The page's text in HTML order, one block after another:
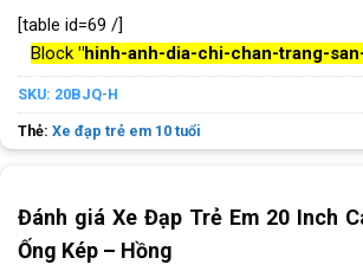
[table id=69 /]
Block "hinh-anh-dia-chi-chan-trang-
SKU: 20BJQ-H
Thẻ: Xe đạp trẻ em 10 tuổi
Đánh giá Xe Đạp Trẻ Em 20 Inch
Ống Kép – Hồng